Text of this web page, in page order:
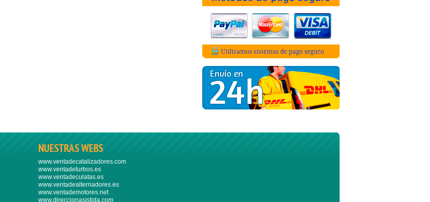
NUESTRAS WEBS
www.ventadecatalizadores.com
www.ventadeturbos.es
www.ventadeculatas.es
www.ventadealternadores.es
www.ventademotores.net
www.direccionasistida.com